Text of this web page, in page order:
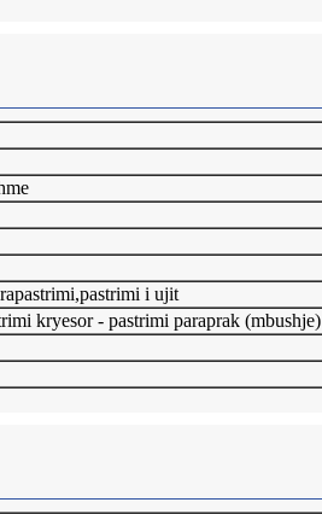
i ujit
kryesor - pastrimi paraprak (mbushje)